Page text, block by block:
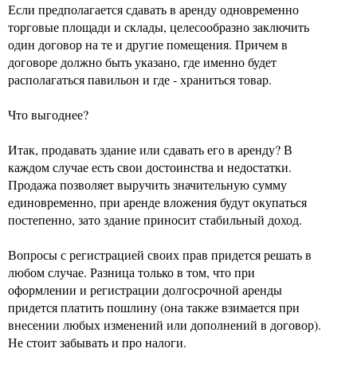
Если предполагается сдавать в аренду одновременно
торговые площади и склады, целесообразно заключить
один договор на те и другие помещения. Причем в
договоре должно быть указано, где именно будет
располагаться павильон и где - храниться товар.
Что выгоднее?
Итак, продавать здание или сдавать его в аренду? В
каждом случае есть свои достоинства и недостатки.
Продажа позволяет выручить значительную сумму
единовременно, при аренде вложения будут окупаться
постепенно, зато здание приносит стабильный доход.
Вопросы с регистрацией своих прав придется решать в
любом случае. Разница только в том, что при
оформлении и регистрации долгосрочной аренды
придется платить пошлину (она также взимается при
внесении любых изменений или дополнений в договор).
Не стоит забывать и про налоги.